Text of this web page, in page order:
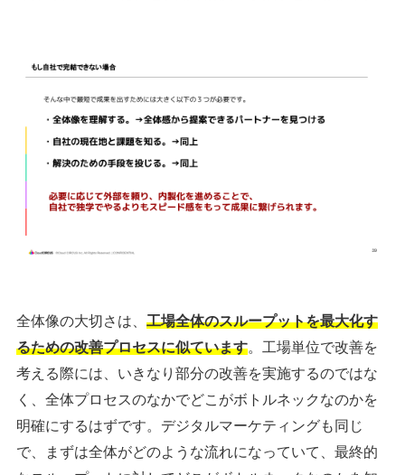
全体像の大切さは、 工場全体のスループットを最大化す
るための改善プロセスに似ています。工場単位で改善を
考える際には、いきなり部分の改善を実施するのではな
く、全体プロセスのなかでどこがボトルネックなのかを
明確にするはずです。デジタルマーケティングも同じ
で、まずは全体がどのような流れになっていて、最終的